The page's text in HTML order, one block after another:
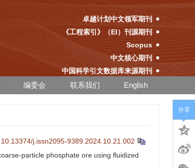
卓越计划中文领军期刊
《工程索引》（EI）刊源期刊
Scopus
中文核心期刊
中国科学引文数据库来源期刊
编委会 联系我们 English
10.13374/j.issn2095-9389.2024.10.21.002
particle phosphate ore using fluidized
分享